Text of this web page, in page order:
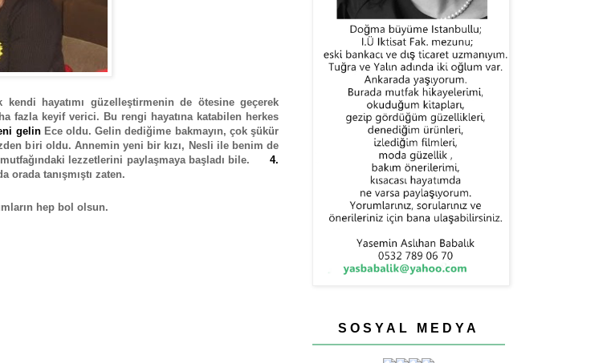
hayatımı güzelleştirmenin de ötesine geçerek
fazla keyif verici. Bu rengi hayatına katabilen herkes
gelinEce oldu. Gelin dediğime bakmayın, çok şükür
biri oldu. Annemin yeni bir kızı, Nesli ile benim de
mutfağındaki lezzetlerini paylaşmaya başladı bile. 4.
tanışmıştı zaten.
hep bol olsun.
SOSYAL MEDYA